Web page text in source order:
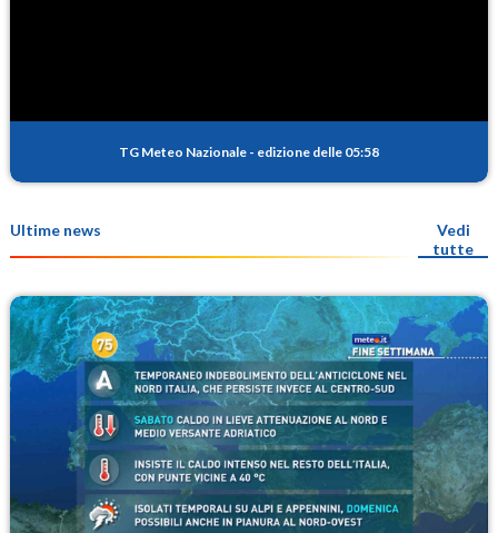
TG Meteo Nazionale - edizione delle 05:58
Ultime news
Vedi
tutte